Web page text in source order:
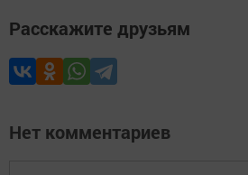
Расскажите друзьям
Нет комментариев